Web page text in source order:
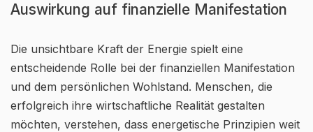
Auswirkung auf finanzielle Manifestation
Die unsichtbare Kraft der Energie spielt eine
entscheidende Rolle bei der finanziellen Manifestation
und dem persönlichen Wohlstand. Menschen, die
erfolgreich ihre wirtschaftliche Realität gestalten
möchten, verstehen, dass energetische Prinzipien weit